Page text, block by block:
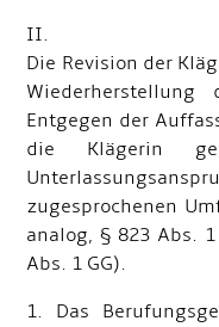
II.
Die Revision der
Wiederherstellung
Entgegen der
die Klägerin
zugesprochenen
analog, § 823 Abs.
Abs. 1 GG).
1. Das